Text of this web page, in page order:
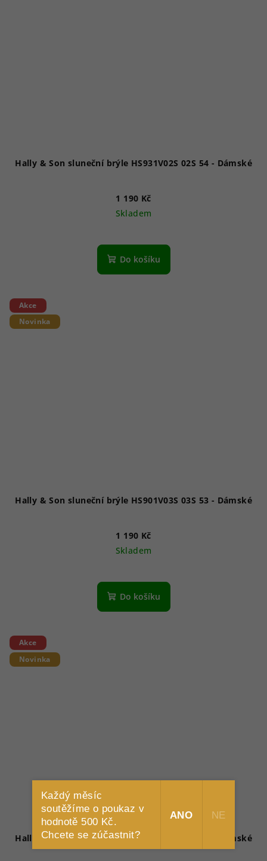
Hally & Son sluneční brýle HS931V02S 02S 54 - Dámské
1 190 Kč
Skladem
Do košíku
Akce
Novinka
Hally & Son sluneční brýle HS901V03S 03S 53 - Dámské
1 190 Kč
Skladem
Do košíku
Akce
Novinka
Hally & Son sluneční brýle HS865V02S 02S 48 - Dámské
Každý měsíc
soutěžíme o poukaz v
hodnotě 500 Kč.
Chcete se zúčastnit?
ANO NE